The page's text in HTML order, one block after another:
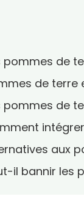
pommes de
de terre
pommes de
aux
il bannir les